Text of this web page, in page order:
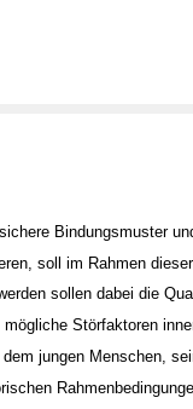
Bindungsmuster
soll im Rahmen
sollen dabei die
Störfaktoren
jungen Menschen,